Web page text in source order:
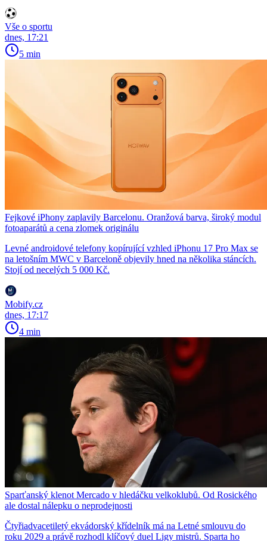
Vše o sportu
dnes, 17:21
5 min
Fejkové iPhony zaplavily Barcelonu. Oranžová barva, široký modul
fotoaparátů a cena zlomek originálu
Levné androidové telefony kopírující vzhled iPhonu 17 Pro Max se
na letošním MWC v Barceloně objevily hned na několika stáncích.
Stojí od necelých 5 000 Kč.
Mobify.cz
dnes, 17:17
4 min
Sparťanský klenot Mercado v hledáčku velkoklubů. Od Rosického
ale dostal nálepku o neprodejnosti
Čtyřiadvacetiletý ekvádorský křídelník má na Letné smlouvu do
roku 2029 a právě rozhodl klíčový duel Ligy mistrů. Sparta ho